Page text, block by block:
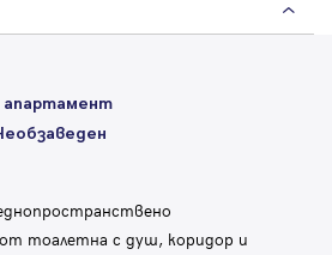
апартамент
тоалетна с душ, коридор и